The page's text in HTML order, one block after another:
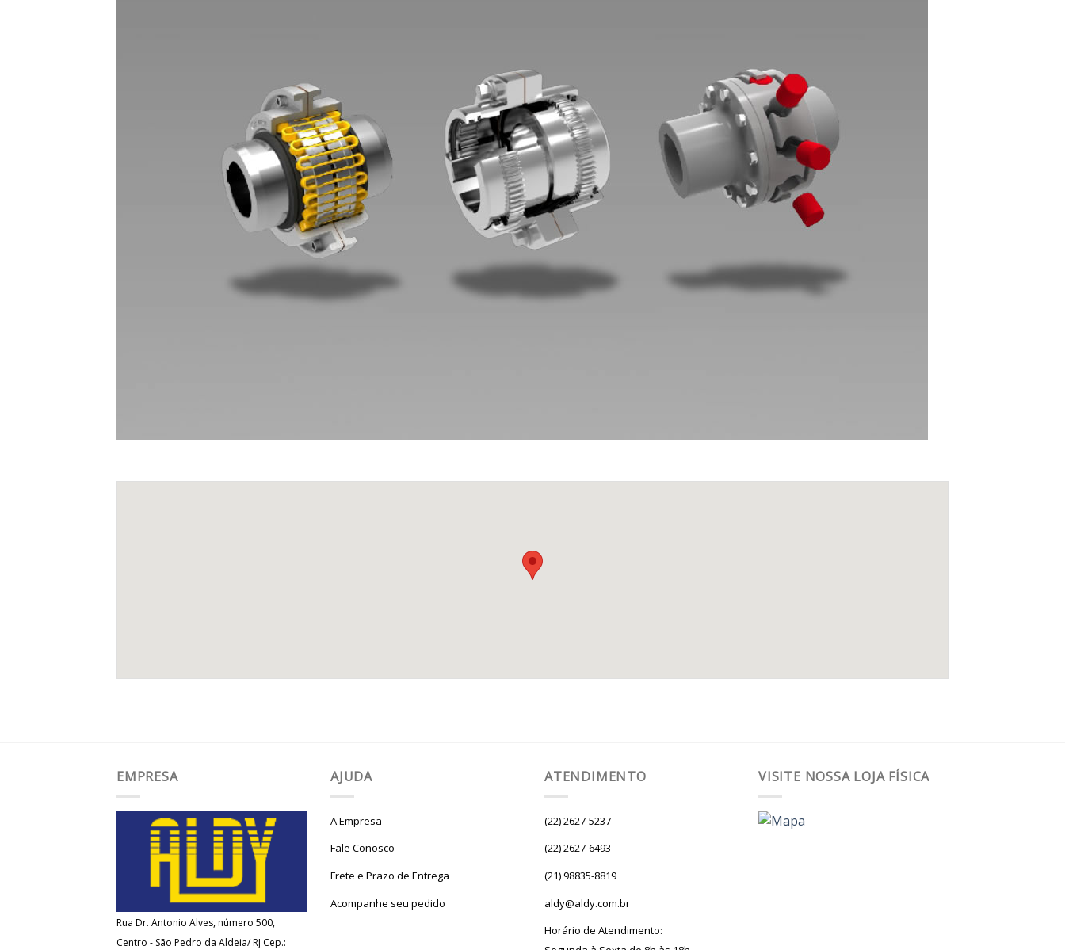
EMPRESA
Rua Dr. Antonio Alves, número 500,
Centro - São Pedro da Aldeia/ RJ Cep.:
AJUDA
A Empresa
Fale Conosco
Frete e Prazo de Entrega
Acompanhe seu pedido
ATENDIMENTO
(22) 2627-5237
(22) 2627-6493
(21) 98835-8819
aldy@aldy.com.br
Horário de Atendimento:
VISITE NOSSA LOJA FÍSICA